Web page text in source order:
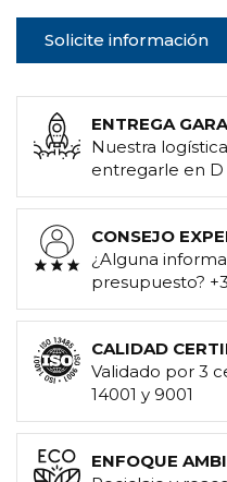
Solicite información
ENTREGA
Nuestra
entregarle en D
CONSEJO
¿Alguna
presupuesto?
CALIDAD
Validado por 3
14001 y 9001
ENFOQUE